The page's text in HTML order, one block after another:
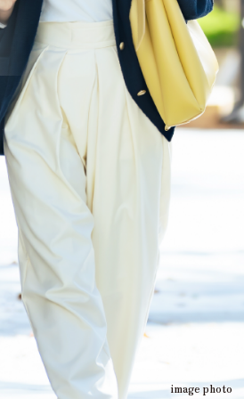
image photo